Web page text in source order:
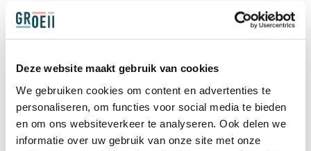
Deze website maakt gebruik van cookies
We gebruiken cookies om content en advertenties te
personaliseren, om functies voor social media te bieden
en om ons websiteverkeer te analyseren. Ook delen we
informatie over uw gebruik van onze site met onze
opnemen om je overige vragen te stellen.
Voor onze begeleiding is een verwijzing nodig van
bijvoorbeeld een gemeente, huisarts, rechter of medisch
specialist. Wil je meer informatie over onze werkwijze of
de mogelijkheden voor jou? Neem dan contact op met
ons aanmeldteam of stuur een e-mail, dan neemt het